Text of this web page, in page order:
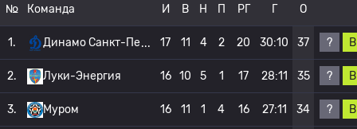
№ Команда И В Н П РГ Г О
1. Динамо Санкт-Пе 17 11 4 2 20 30:10 37 ? В
2. Луки-Энергия 16 10 5 1 17 28:11 35 ? В
3. Муром 16 11 1 4 16 27:11 34 ? В